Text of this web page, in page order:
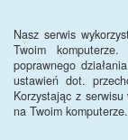
Nasz serwis
Twoim
poprawnego
ustawień dot.
Korzystając z
na Twoim komputerze.
BIP -